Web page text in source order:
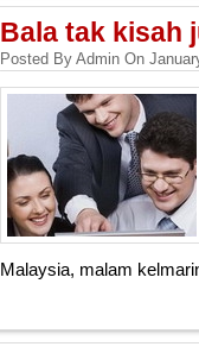
Bala tak kisah
Posted By Admin On
Malaysia, malam